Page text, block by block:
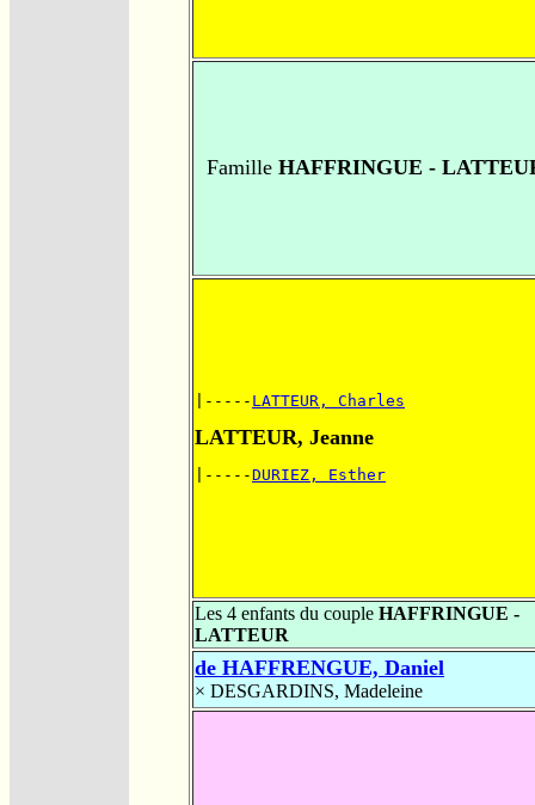
Famille HAFFRINGUE -
|----- LATTEUR, Charles
LATTEUR, Jeanne
|-----DURIEZ, Esther
Les 4 enfants du couple HAFFRINGUE -
LATTEUR
de HAFFRENGUE, Daniel
× DESGARDINS, Madeleine